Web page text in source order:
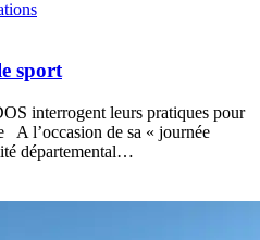
sport
interrogent leurs pratiques pour
A l’occasion de sa « journée
départemental…